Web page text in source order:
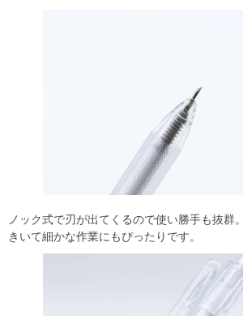
ノック式で刃が出てくるので使い勝手も抜群
きいて細かな作業にもぴったりです。